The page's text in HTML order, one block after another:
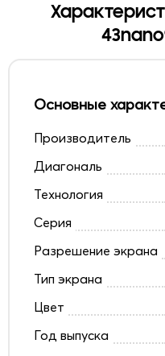
Основные
Производитель
Диагональ
Технология
Серия
Разрешение экрана
Тип экрана
Цвет
Год выпуска